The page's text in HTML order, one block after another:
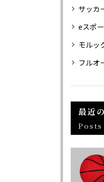
サッカ
eスポ
モルッ
フルオ
最近
Posts